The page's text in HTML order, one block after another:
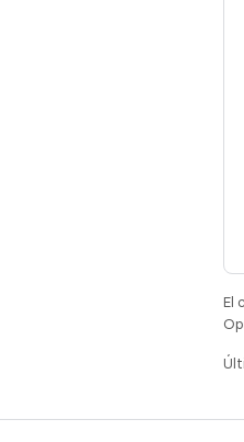
El